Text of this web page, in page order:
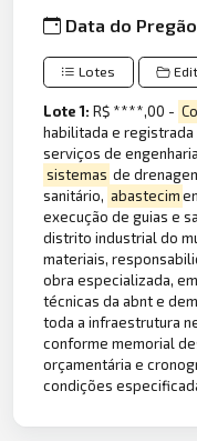
Data do
Lotes
Lote 1:R$ ****,00 -
habilitada e registrada
serviços de
sistemas de
sanitário, abastecim
execução de guias e
distrito industrial do
materiais,
obra especializada,
técnicas da abnt e
toda a infraestrutura
conforme memorial
orçamentária e
condições